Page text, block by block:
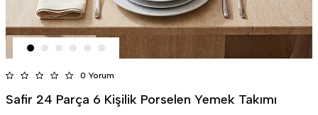
0 Yorum
Safir 24 Parça 6 Kişilik Porselen Yemek Takımı